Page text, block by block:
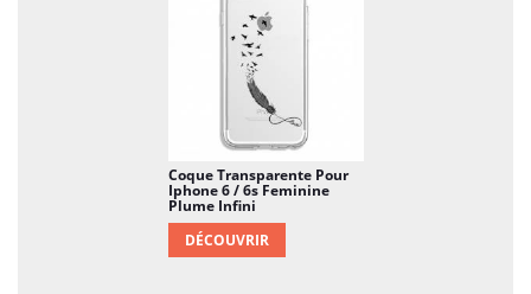
Coque Transparente Pour
Iphone 6 / 6s Feminine
Plume Infini
DÉCOUVRIR